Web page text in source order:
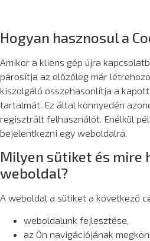
Hogyan hasznosul a
Amikor a kliens gép újra
párosítja az előzőleg már
kiszolgáló összehasonlítja a
tartalmát. Ez által könnyedén
regisztrált felhasználót. Enélkül
bejelentkezni egy weboldalra.
Milyen sütiket és mire
weboldal?
A weboldal a sütiket a következő
weboldalunk fejlesztése,
az Ön navigációjának